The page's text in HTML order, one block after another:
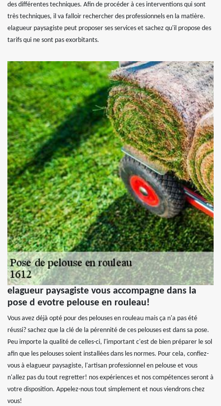
des différentes techniques. Afin de procéder à ces interventions qui sont
très techniques, il va falloir rechercher des professionnels en la matière.
elagueur paysagiste peut proposer ses services et sachez qu'il propose des
tarifs qui ne sont pas exorbitants.
elagueur paysagiste vous accompagne dans la
pose d evotre pelouse en rouleau!
Vous avez déjà opté pour des pelouses en rouleau mais ça n'a pas été
réussi? sachez que la clé de la pérennité de ces pelouses est dans sa pose.
Peu importe la qualité de celles-ci, l'important c'est de bien préparer le sol
afin que les pelouses soient installées dans les normes. Pour cela, confiez-
vous à elagueur paysagiste, l'artisan professionnel en pelouse et vous
n'allez pas du tout regretter! nos expériences et nos compétences seront à
votre disposition. Appelez-nous tout simplement et nous viendrons chez
vous!